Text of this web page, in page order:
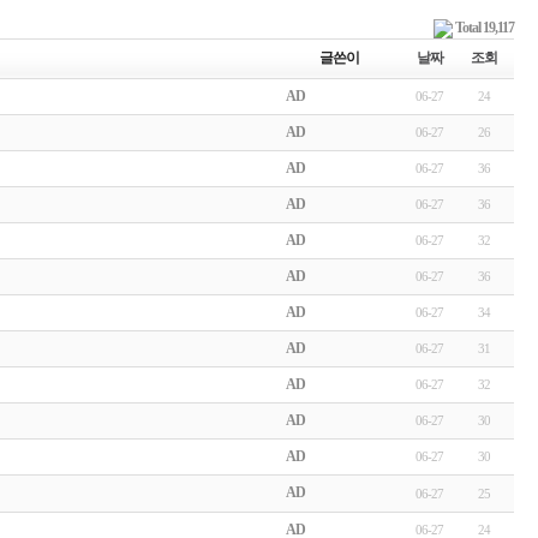
Total 19,117
글쓴이
날짜 조회
AD 06-27 24
AD 06-27 26
AD 06-27 36
AD 06-27 36
AD 06-27 32
AD 06-27 36
AD 06-27 34
AD 06-27 31
AD 06-27 32
AD 06-27 30
AD 06-27 30
AD 06-27 25
AD 06-27 24